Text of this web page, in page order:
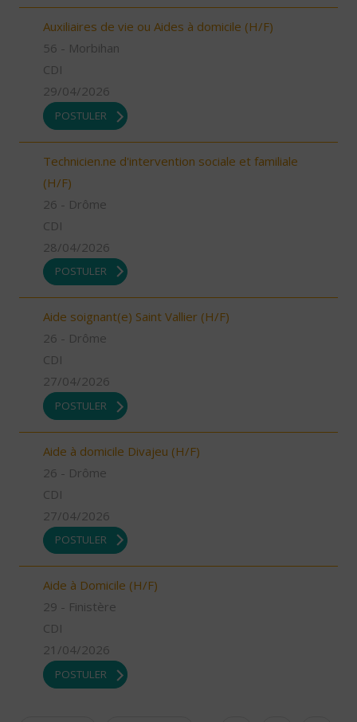
Auxiliaires de vie ou Aides à domicile (H/F)
56 - Morbihan
CDI
29/04/2026
POSTULER
Technicien.ne d'intervention sociale et familiale
(H/F)
26 - Drôme
CDI
28/04/2026
POSTULER
Aide soignant(e) Saint Vallier (H/F)
26 - Drôme
CDI
27/04/2026
POSTULER
Aide à domicile Divajeu (H/F)
26 - Drôme
CDI
27/04/2026
POSTULER
Aide à Domicile (H/F)
29 - Finistère
CDI
21/04/2026
POSTULER